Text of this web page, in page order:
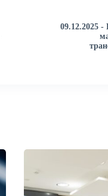
09.12.2025 -